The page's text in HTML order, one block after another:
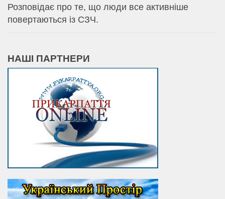
Розповідає про те, що люди все активніше
повертаються із СЗЧ.
НАШІ ПАРТНЕРИ